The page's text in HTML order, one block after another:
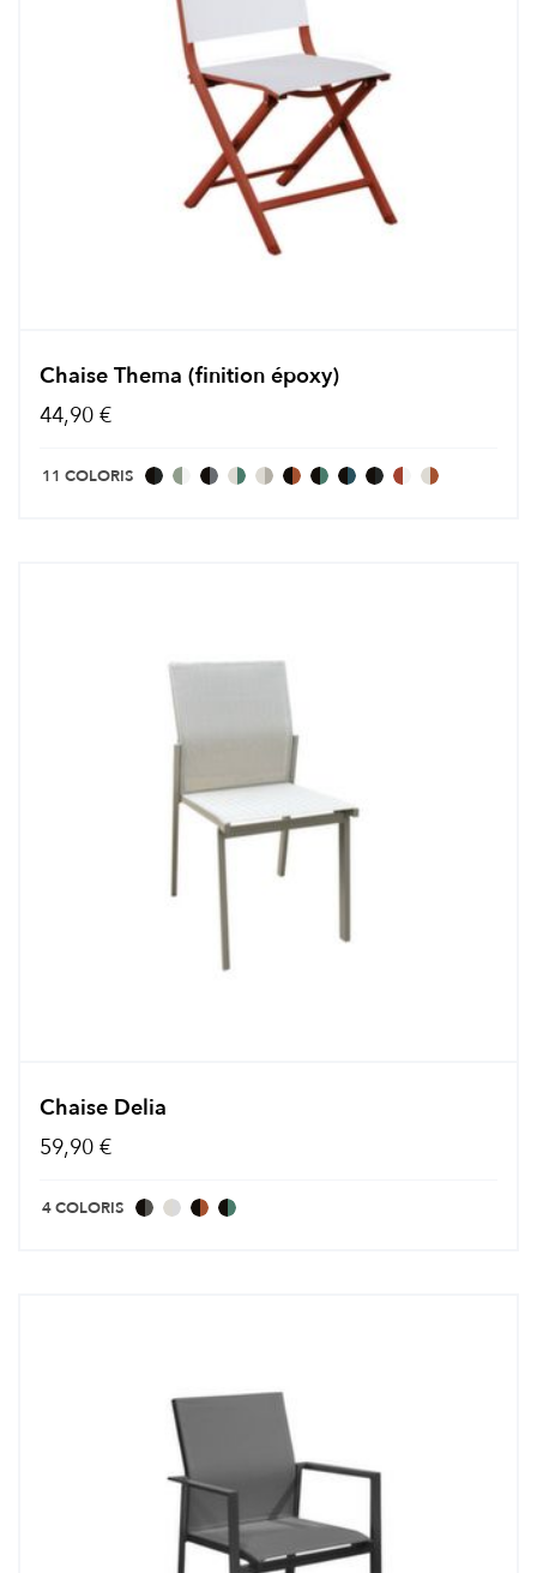
Chaise Thema (finition époxy)
44,90 €
11 COLORIS
Chaise Delia
59,90 €
4 COLORIS